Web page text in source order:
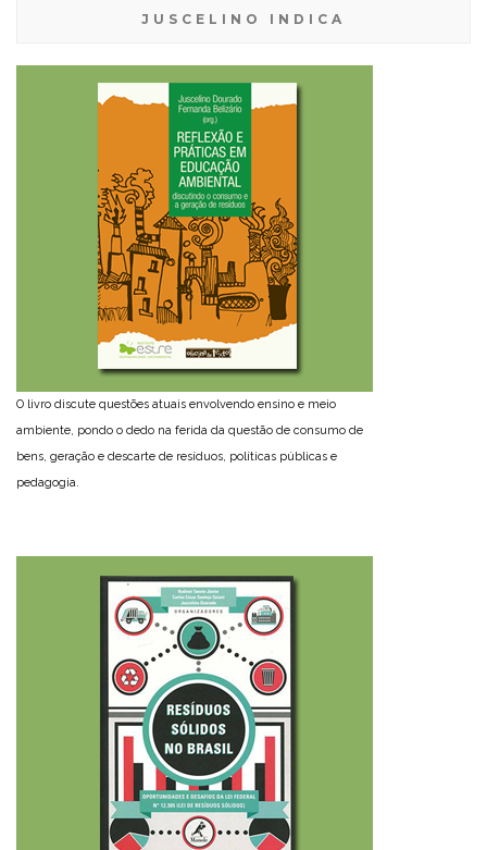
JUSCELINO INDICA
O livro discute questões atuais envolvendo ensino e meio
ambiente, pondo o dedo na ferida da questão de consumo de
bens, geração e descarte de resíduos, políticas públicas e
pedagogia.